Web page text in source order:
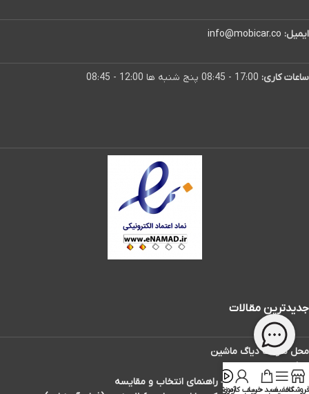
ایمیل: info@mobicar.co
ساعات کاری:
جدیدترین مقالات
محل سوکت دیاگ ماشین
دیاگ تاکسی دارها
بهترین دیاگ ماشین – راهنمای انتخاب و مقایسه
فروشگاهتخفیفسبد خریدحساب کاربری
آموزش